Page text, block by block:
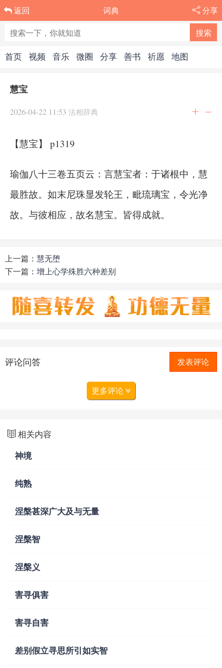
返回 词典 分享
首页 视频 音乐 微圈 分享 善书 祈愿 地图
慧宝
2026-04-22 11:53 法相辞典
【慧宝】 p1319
瑜伽八十三卷五页云：言慧宝者：于诸根中，慧
最胜故。如末尼珠显发轮王，毗琉璃宝，令光净
故。与彼相应，故名慧宝。皆得成就。
上一篇： 慧无堕
下一篇： 增上心学殊胜六种差别
评论问答 发表评论
更多评论
相关内容
神境
纯熟
涅槃甚深广大及与无量
涅槃智
涅槃义
害寻俱害
害寻自害
差别假立寻思所引如实智